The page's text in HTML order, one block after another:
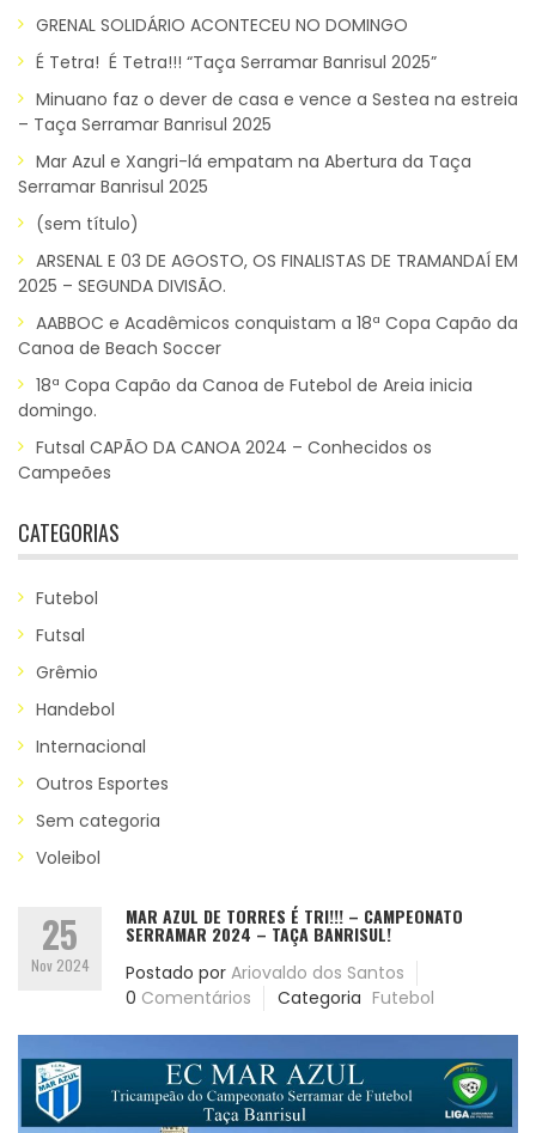
GRENAL SOLIDÁRIO ACONTECEU NO DOMINGO
É Tetra! É Tetra!!! “Taça Serramar Banrisul 2025”
Minuano faz o dever de casa e vence a Sestea na estreia
– Taça Serramar Banrisul 2025
Mar Azul e Xangri-lá empatam na Abertura da Taça
Serramar Banrisul 2025
(sem título)
ARSENAL E 03 DE AGOSTO, OS FINALISTAS DE TRAMANDAÍ EM
2025 – SEGUNDA DIVISÃO.
AABBOC e Acadêmicos conquistam a 18ª Copa Capão da
Canoa de Beach Soccer
18ª Copa Capão da Canoa de Futebol de Areia inicia
domingo.
Futsal CAPÃO DA CANOA 2024 – Conhecidos os
Campeões
CATEGORIAS
Futebol
Futsal
Grêmio
Handebol
Internacional
Outros Esportes
Sem categoria
Voleibol
25
Nov 2024
MAR AZUL DE TORRES É TRI!!! – CAMPEONATO
SERRAMAR 2024 – TAÇA BANRISUL!
Postado por Ariovaldo dos Santos
0 Comentários Categoria Futebol